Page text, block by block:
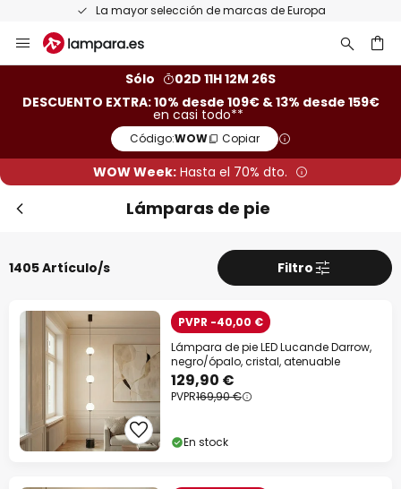
Devoluciones gratis en un plazo de 50 días
al
Sólo
02D 11H 12M 24S
DESCUENTO EXTRA: 10% desde 109€ & 13% desde 159€
en casi todo**
Código:WOW Copiar
WOW Week: Hasta el 70% dto.
Lámparas de pie
1405 Artículo/s Filtro
PVPR -40,00 €
Lámpara de pie LED Lucande Darrow,
negro/ópalo, cristal, atenuable
129,90 €
PVPR169,90 €
En stock
Descuento extra
-10% EXTRAdesde 109 €
-13% EXTRA.desde 159 €
en casi todo*
Código descuento: